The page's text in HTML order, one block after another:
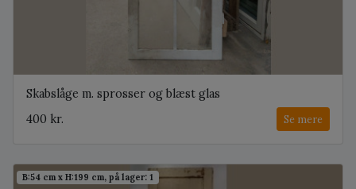
Skabslåge m. sprosser og blæst glas
400 kr.
Se mere
B:54 cm x H:199 cm, på lager: 1